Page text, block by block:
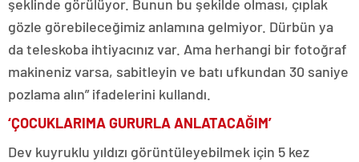
şeklinde görülüyor. Bunun bu şekilde olması, çıplak
gözle görebileceğimiz anlamına gelmiyor. Dürbün ya
da teleskoba ihtiyacınız var. Ama herhangi bir fotoğraf
makineniz varsa, sabitleyin ve batı ufkundan 30 saniye
pozlama alın” ifadelerini kullandı.
‘ÇOCUKLARIMA GURURLA ANLATACAĞIM’
Dev kuyruklu yıldızı görüntüleyebilmek için 5 kez